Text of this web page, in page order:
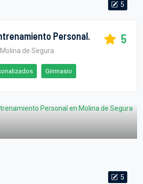
5
Personal.
de Segura
5
Gimnasio
5